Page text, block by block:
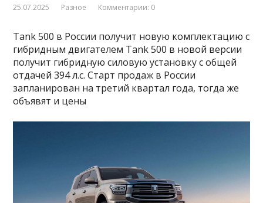
25.07.2025 Разное Комментарии: 0
Tank 500 в России получит новую комплектацию с
гибридным двигателем Tank 500 в новой версии
получит гибридную силовую установку с общей
отдачей 394 л.с. Старт продаж в России
запланирован на третий квартал года, тогда же
объявят и цены